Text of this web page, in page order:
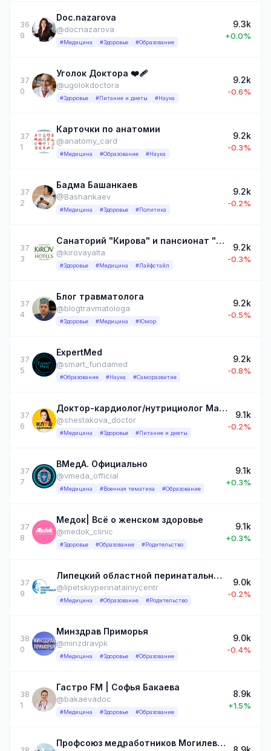
36
9
Doc.nazarova
@docnazarova
#Медицина #Здоровье #Образование
9.3k
+0.0%
37
0
Уголок Доктора ❤️‍🩹
@ugolokdoctora
#Здоровье #Питание и диеты #Наука
9.2k
-0.6%
37
1
Карточки по анатомии
@anatomy_card
#Медицина #Образование #Наука
9.2k
-0.3%
37
2
Бадма Башанкаев
@Bashankaev
#Медицина #Здоровье #Политика
9.2k
-0.2%
37
3
Санаторий "Кирова" и пансионат "Феодора"
@kirovayalta
#Здоровье #Медицина #Лайфстайл
9.2k
-0.3%
37
4
Блог травматолога
@blogtravmatologa
#Здоровье #Медицина #Юмор
9.2k
-0.5%
37
5
ExpertMed
@smart_fundamed
#Образование #Наука #Саморазвитие
9.2k
-0.8%
37
6
Доктор-кардиолог/нутрициолог Марина Шестакова 🩺
@shestakova_doctor
#Медицина #Здоровье #Питание и диеты
9.1k
-0.2%
37
7
ВМедА. Официально
@vmeda_official
#Медицина #Военная тематика #Образование
9.1k
+0.3%
37
8
Медок| Всё о женском здоровье
@medok_clinic
#Здоровье #Образование #Родительство
9.1k
+0.3%
37
9
Липецкий областной перинатальный центр
@lipetskiyperinatalniycentr
#Медицина #Образование #Родительство
9.0k
-0.2%
38
0
Минздрав Приморья
@minzdravpk
#Медицина #Здоровье #Образование
9.0k
-0.4%
38
1
Гастро FM | Софья Бакаева
@bakaevadoc
#Медицина #Здоровье #Образование
8.9k
+1.5%
Профсоюз медработников Могилевщины